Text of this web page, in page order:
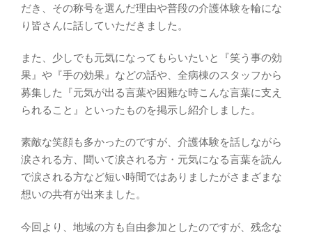
だき、その称号を選んだ理由や普段の介護体験を輪にな
り皆さんに話していただきました。
また、少しでも元気になってもらいたいと『笑う事の効
果』や『手の効果』などの話や、全病棟のスタッフから
募集した『元気が出る言葉や困難な時こんな言葉に支え
られること』といったものを掲示し紹介しました。
素敵な笑顔も多かったのですが、介護体験を話しながら
涙される方、聞いて涙される方・元気になる言葉を読ん
で涙される方など短い時間ではありましたがさまざまな
想いの共有が出来ました。
今回より、地域の方も自由参加としたのですが、残念な